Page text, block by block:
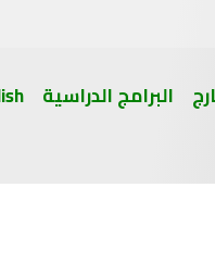
البرامج الدراسية